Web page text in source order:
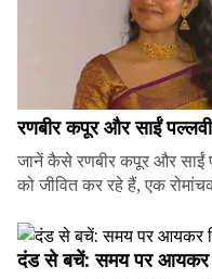
रणबीर कपूर और साईं
जानें कैसे रणबीर कपूर और साईं
को जीवित कर रहे हैं, एक
दंड से बचें: समय पर आयकर